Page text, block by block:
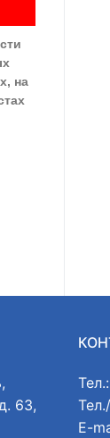
на
63,
Тел.:
E-